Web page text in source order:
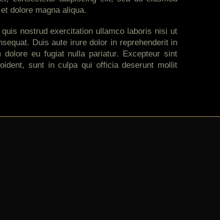
dolore magna aliqua.
nostrud exercitation ullamco laboris nisi ut
Duis aute irure dolor in reprehenderit in
eu fugiat nulla pariatur. Excepteur sint
sunt in culpa qui officia deserunt mollit